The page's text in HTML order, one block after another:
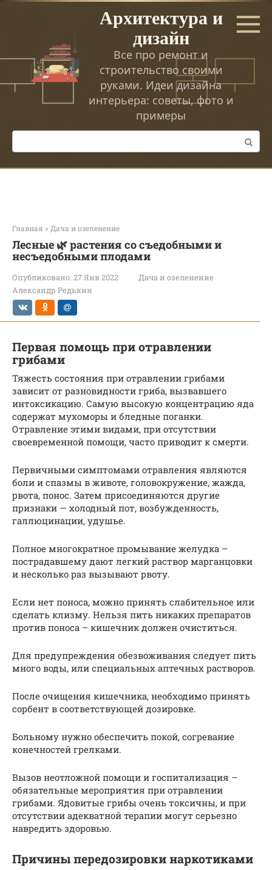
Перейти
Архитектура и
дизайн
Все про ремонт и
строительство своими
руками. Идеи дизайна
интерьера: советы, фото и
примеры
Поиск:
Главная » Дача и озеленение
Лесные 🌿 растения со съедобными и
несъедобными плодами
Опубликовано: 27 Янв 2022
Дача и озеленение
Александр Редькин
Первая помощь при отравлении
грибами
Тяжесть состояния при отравлении грибами
зависит от разновидности гриба, вызвавшего
интоксикацию. Самую высокую концентрацию яда
содержат мухоморы и бледные поганки.
Отравление этими видами, при отсутствии
своевременной помощи, часто приводит к смерти.
Первичными симптомами отравления являются
боли и спазмы в животе, головокружение, жажда,
рвота, понос. Затем присоединяются другие
признаки — холодный пот, возбужденность,
галлюцинации, удушье.
Полное многократное промывание желудка –
пострадавшему дают легкий раствор марганцовки
и несколько раз вызывают рвоту.
Если нет поноса, можно принять слабительное или
сделать клизму. Нельзя пить никаких препаратов
против поноса – кишечник должен очиститься.
Для предупреждения обезвоживания следует пить
много воды, или специальных аптечных растворов.
После очищения кишечника, необходимо принять
сорбент в соответствующей дозировке.
Больному нужно обеспечить покой, согревание
конечностей грелками.
Вызов неотложной помощи и госпитализация –
обязательные мероприятия при отравлении
грибами. Ядовитые грибы очень токсичны, и при
отсутствии адекватной терапии могут серьезно
навредить здоровью.
Причины передозировки наркотиками